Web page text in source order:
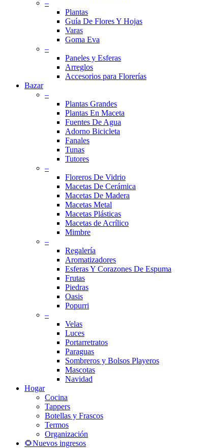
–
Plantas
Guía De Flores Y Hojas
Varas
Goma Eva
–
Paneles y Esferas
Arreglos
Accesorios para Florerías
Bazar
–
Plantas Grandes
Plantas En Maceta
Fuentes De Agua
Adorno Bicicleta
Fanales
Tunas
Tutores
–
Floreros De Vidrio
Macetas De Cerámica
Macetas De Madera
Macetas Metal
Macetas Plásticas
Macetas de Acrílico
Mimbre
–
Regalería
Aromatizadores
Esferas Y Corazones De Espuma
Frutas
Piedras
Oasis
Popurri
–
Velas
Luces
Portarretratos
Paraguas
Sombreros y Bolsos Playeros
Mascotas
Navidad
Hogar
Cocina
Tappers
Botellas y Frascos
Termos
Organización
🌻Nuevos ingresos